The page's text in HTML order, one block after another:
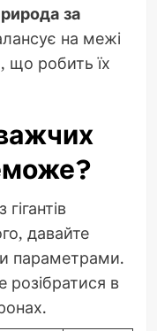
за
на межі
що робить їх
давайте
параметрами.
в